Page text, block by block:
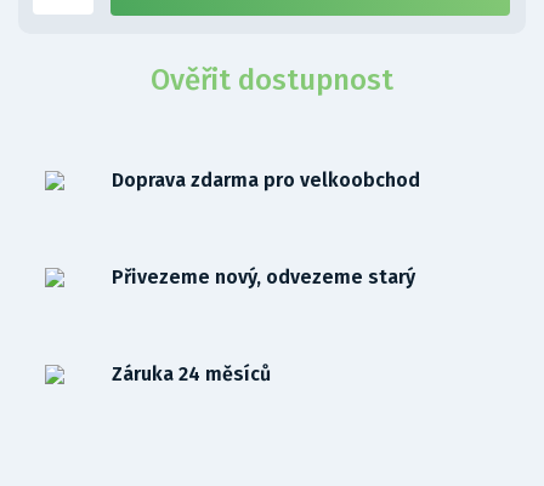
Ověřit dostupnost
Doprava zdarma pro velkoobchod
Přivezeme nový, odvezeme starý
Záruka 24 měsíců